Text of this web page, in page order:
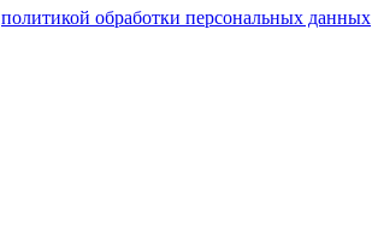
политикой обработки персональных данных